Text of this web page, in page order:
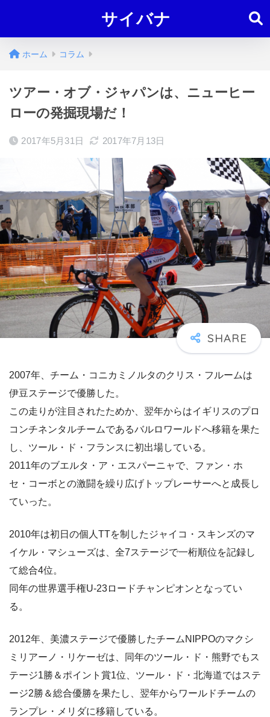
サイバナ
ホーム コラム
ツアー・オブ・ジャパンは、ニューヒー
ローの発掘現場だ！
2017年5月31日 2017年7月13日
2007年、チーム・コニカミノルタのクリス・フルームは
伊豆ステージで優勝した。
この走りが注目されたためか、翌年からはイギリスのプロ
コンチネンタルチームであるバルロワールドへ移籍を果た
し、ツール・ド・フランスに初出場している。
2011年のブエルタ・ア・エスパーニャで、ファン・ホ
セ・コーボとの激闘を繰り広げトップレーサーへと成長し
ていった。
2010年は初日の個人TTを制したジャイコ・スキンズのマ
イケル・マシューズは、全7ステージで一桁順位を記録し
て総合4位。
同年の世界選手権U-23ロードチャンピオンとなってい
る。
2012年、美濃ステージで優勝したチームNIPPOのマクシ
ミリアーノ・リケーゼは、同年のツール・ド・熊野でもス
テージ1勝＆ポイント賞1位、ツール・ド・北海道ではステ
ージ2勝＆総合優勝を果たし、翌年からワールドチームの
ランプレ・メリダに移籍している。